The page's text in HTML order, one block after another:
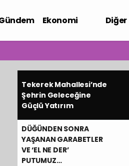
Ekonomi
Diğer
Tekerek Mahallesi’nde
Şehrin Geleceğine
Güçlü Yatırım
DÜĞÜNDEN SONRA
YAŞANAN GARABETLER
VE ‘EL NE DER’
PUTUMUZ…